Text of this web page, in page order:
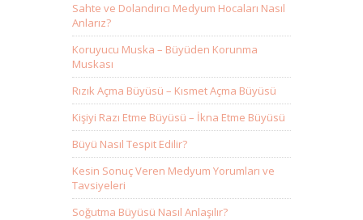
Sahte ve Dolandırıcı Medyum Hocaları Nasıl
Anlarız?
Koruyucu Muska – Büyüden Korunma
Muskası
Rızık Açma Büyüsü – Kısmet Açma Büyüsü
Kişiyi Razı Etme Büyüsü – İkna Etme Büyüsü
Büyü Nasıl Tespit Edilir?
Kesin Sonuç Veren Medyum Yorumları ve
Tavsiyeleri
Soğutma Büyüsü Nasıl Anlaşılır?